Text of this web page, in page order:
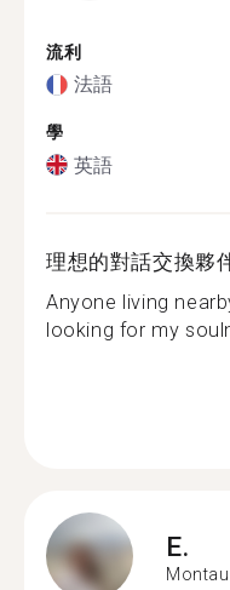
流利
法語
學
英語
理想的對話交換夥
Anyone living
looking for my
E.